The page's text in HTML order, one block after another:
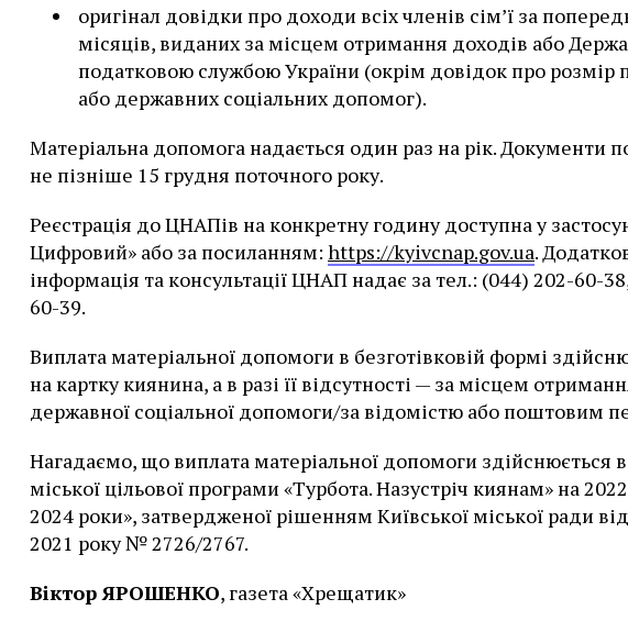
оригінал довідки про доходи всіх членів сім’ї за
місяців, виданих за місцем отримання доходів або
податковою службою України (окрім довідок про розмір
або державних соціальних допомог).
Матеріальна допомога надається один раз на рік. Документи
не пізніше 15 грудня поточного року.
Реєстрація до ЦНАПів на конкретну годину доступна у
Цифровий» або за посиланням: https://kyivcnap.gov.ua.
інформація та консультації ЦНАП надає за тел.: (044) 202-60-
60-39.
Виплата матеріальної допомоги в безготівковій формі
на картку киянина, а в разі її відсутності — за місцем
державної соціальної допомоги/за відомістю або поштовим
Нагадаємо, що виплата матеріальної допомоги здійснюється
міської цільової програми «Турбота. Назустріч киянам» на
2024 роки», затвердженої рішенням Київської міської ради
2021 року № 2726/2767.
Віктор ЯРОШЕНКО, газета «Хрещатик»